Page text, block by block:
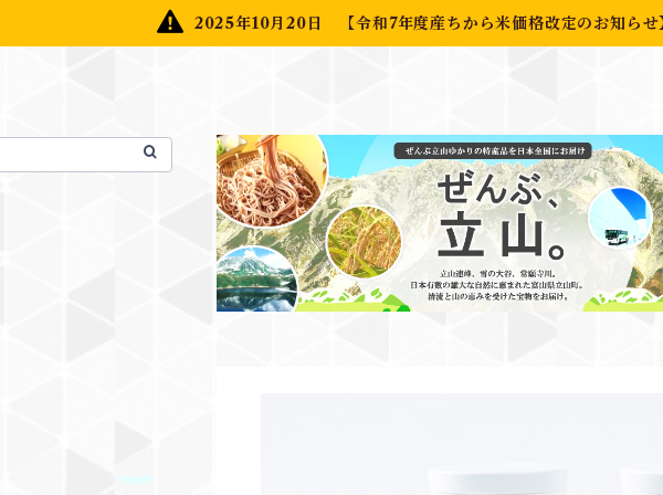
2025年10月20日 【令和7年度産ちから米価格改定のお知らせ